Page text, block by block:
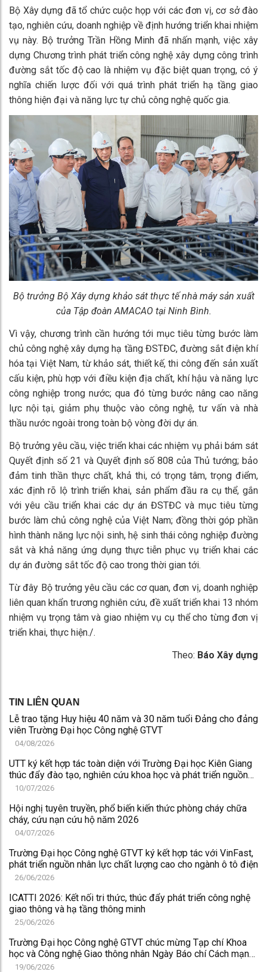
Bộ Xây dựng đã tổ chức cuộc họp với các đơn vị, cơ sở đào
tạo, nghiên cứu, doanh nghiệp về định hướng triển khai nhiệm
vụ này. Bộ trưởng Trần Hồng Minh đã nhấn mạnh, việc xây
dựng Chương trình phát triển công nghệ xây dựng công trình
đường sắt tốc độ cao là nhiệm vụ đặc biệt quan trọng, có ý
nghĩa chiến lược đối với quá trình phát triển hạ tầng giao
thông hiện đại và năng lực tự chủ công nghệ quốc gia.
Bộ trưởng Bộ Xây dựng khảo sát thực tế nhà máy sản xuất
của Tập đoàn AMACAO tại Ninh Bình.
Vì vậy, chương trình cần hướng tới mục tiêu từng bước làm
chủ công nghệ xây dựng hạ tầng ĐSTĐC, đường sắt điện khí
hóa tại Việt Nam, từ khảo sát, thiết kế, thi công đến sản xuất
cấu kiện, phù hợp với điều kiện địa chất, khí hậu và năng lực
công nghiệp trong nước; qua đó từng bước nâng cao năng
lực nội tại, giảm phụ thuộc vào công nghệ, tư vấn và nhà
thầu nước ngoài trong toàn bộ vòng đời dự án.
Bộ trưởng yêu cầu, việc triển khai các nhiệm vụ phải bám sát
Quyết định số 21 và Quyết định số 808 của Thủ tướng; bảo
đảm tinh thần thực chất, khả thi, có trọng tâm, trọng điểm,
xác định rõ lộ trình triển khai, sản phẩm đầu ra cụ thể, gắn
với yêu cầu triển khai các dự án ĐSTĐC và mục tiêu từng
bước làm chủ công nghệ của Việt Nam; đồng thời góp phần
hình thành năng lực nội sinh, hệ sinh thái công nghiệp đường
sắt và khả năng ứng dụng thực tiễn phục vụ triển khai các
dự án đường sắt tốc độ cao trong thời gian tới.
Từ đây Bộ trưởng yêu cầu các cơ quan, đơn vị, doanh nghiệp
liên quan khẩn trương nghiên cứu, đề xuất triển khai 13 nhóm
nhiệm vụ trọng tâm và giao nhiệm vụ cụ thể cho từng đơn vị
triển khai, thực hiện./.
Theo: Báo Xây dựng
TIN LIÊN QUAN
Lễ trao tặng Huy hiệu 40 năm và 30 năm tuổi Đảng cho đảng
viên Trường Đại học Công nghệ GTVT
04/08/2026
UTT ký kết hợp tác toàn diện với Trường Đại học Kiên Giang
thúc đẩy đào tạo, nghiên cứu khoa học và phát triển nguồn
nhân lực chất lượng cao
10/07/2026
Hội nghị tuyên truyền, phổ biến kiến thức phòng cháy chữa
cháy, cứu nạn cứu hộ năm 2026
04/07/2026
Trường Đại học Công nghệ GTVT ký kết hợp tác với VinFast,
phát triển nguồn nhân lực chất lượng cao cho ngành ô tô điện
26/06/2026
ICATTI 2026: Kết nối tri thức, thúc đẩy phát triển công nghệ
giao thông và hạ tầng thông minh
25/06/2026
Trường Đại học Công nghệ GTVT chúc mừng Tạp chí Khoa
học và Công nghệ Giao thông nhân Ngày Báo chí Cách mạng
Việt Nam 21/6
19/06/2026